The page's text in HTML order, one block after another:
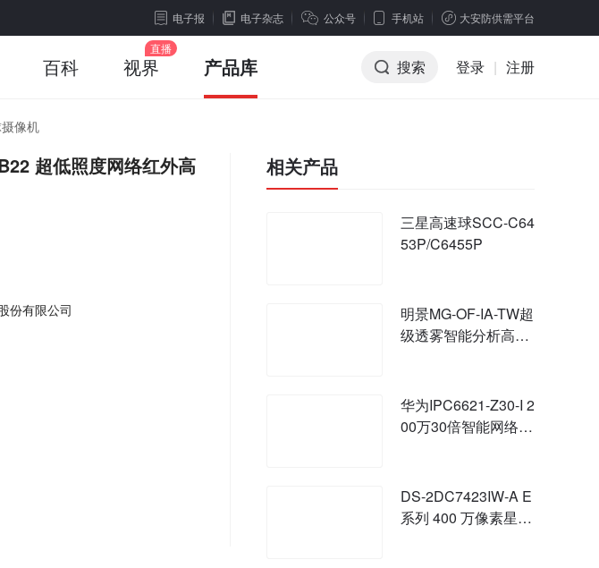
电子报 电子杂志 公众号 手机站 大安防供需平台
百科 视界 产品库 搜索 登录 | 注册
像机
超低照度网络红外高
份有限公司
相关产品
三星高速球SCC-C64
53P/C6455P
明景MG-OF-IA-TW超
级透雾智能分析高速
华为IPC6621-Z30-I 2
00万30倍智能网络红
DS-2DC7423IW-A E
系列 400 万像素星光